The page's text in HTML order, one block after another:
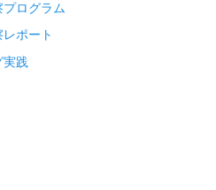
ログラム
ポート
実践